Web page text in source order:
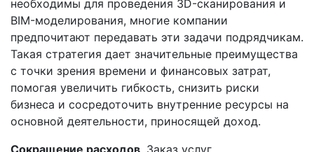
необходимы для проведения 3D-сканирования и
BIM-моделирования, многие компании
предпочитают передавать эти задачи подрядчикам.
Такая стратегия дает значительные преимущества
с точки зрения времени и финансовых затрат,
помогая увеличить гибкость, снизить риски
бизнеса и сосредоточить внутренние ресурсы на
основной деятельности, приносящей доход.
Сокращение расходов . Заказ услуг